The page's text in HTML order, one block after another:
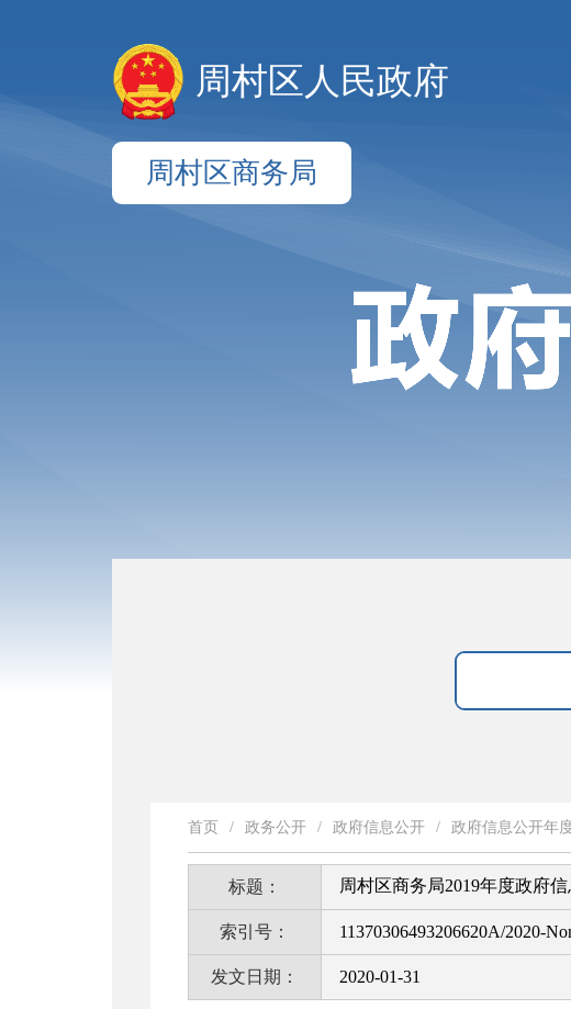
周村区人民政府
周村区商务局
首页 / 政务公开 / 政府信息公开 / 政府信息公开年
标题： 周村区商务局2019年度政府
索引号： 11370306493206620A/2020-
发文日期： 2020-01-31